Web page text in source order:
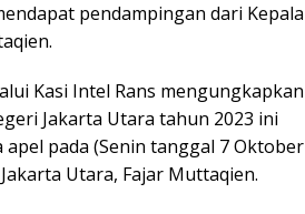
pendampingan dari Kepala
Kasi Intel Rans mengungkapkan
Jakarta Utara tahun 2023 ini
pada (Senin tanggal 7 Oktober
Utara, Fajar Muttaqien.